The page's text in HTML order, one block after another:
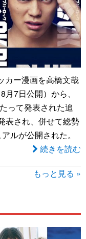
カー漫画を高橋文哉
7日公開）から、
って発表された追
表され、併せて総勢
ルが公開された。
続きを読む
もっと見る »